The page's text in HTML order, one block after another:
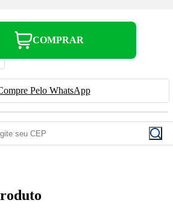
COMPRAR
Pelo WhatsApp